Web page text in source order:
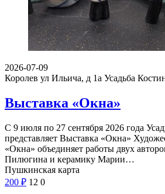
2026-07-09
Королев ул Ильича, д 1а Усадьба
Выставка «Окна»
С 9 июля по 27 сентября 2026 года
представляет Выставка «Окна»
«Окна» объединяет работы двух
Пилюгина и керамику Марии…
Пушкинская карта
200 ₽ 12 0